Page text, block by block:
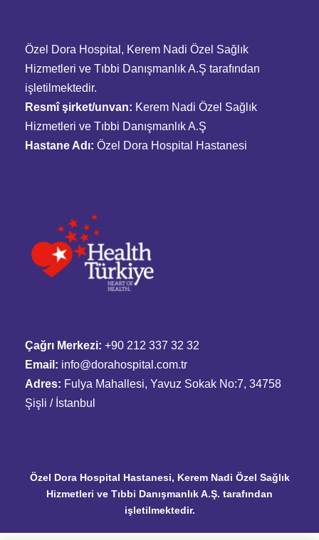
Özel Dora Hospital, Kerem Nadi Özel Sağlık
Hizmetleri ve Tıbbi Danışmanlık A.Ş tarafından
işletilmektedir.
Resmî şirket/unvan: Kerem Nadi Özel Sağlık
Hizmetleri ve Tıbbi Danışmanlık A.Ş
Hastane Adı: Özel Dora Hospital Hastanesi
Çağrı Merkezi: +90 212 337 32 32
Email: info@dorahospital.com.tr
Adres: Fulya Mahallesi, Yavuz Sokak No:7, 34758
Şişli / İstanbul
Özel Dora Hospital Hastanesi, Kerem Nadi Özel Sağlık
Hizmetleri ve Tıbbi Danışmanlık A.Ş. tarafından
işletilmektedir.